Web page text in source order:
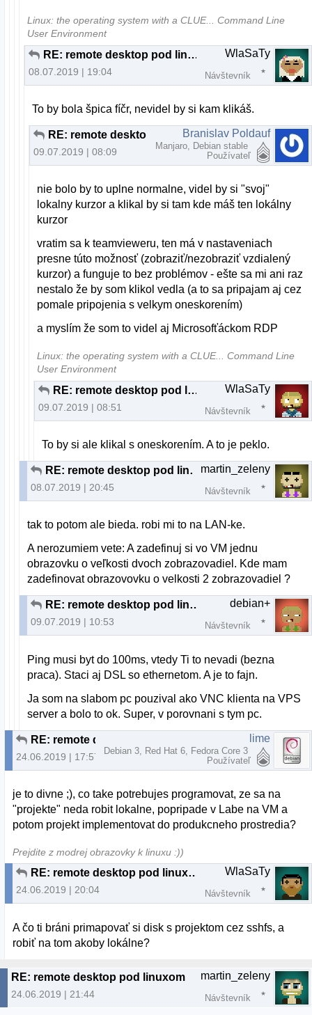
Linux: the operating system with a CLUE... Command Line
User Environment
RE: remote desktop pod linuxom
08.07.2019 | 19:04
WlaSaTy
Návštevník
To by bola špica fíčr, nevidel by si kam klikáš.
RE: remote desktop pod linuxom
09.07.2019 | 08:09
Branislav Poldauf
Manjaro, Debian stable
Používateľ
nie bolo by to uplne normalne, videl by si "svoj"
lokalny kurzor a klikal by si tam kde máš ten lokálny
kurzor
vratim sa k teamvieweru, ten má v nastaveniach
presne túto možnosť (zobraziť/nezobraziť vzdialený
kurzor) a funguje to bez problémov - ešte sa mi ani raz
nestalo že by som klikol vedla (a to sa pripajam aj cez
pomale pripojenia s velkym oneskorením)
a myslím že som to videl aj Microsofťáckom RDP
Linux: the operating system with a CLUE... Command Line
User Environment
RE: remote desktop pod linuxom
09.07.2019 | 08:51
WlaSaTy
Návštevník
To by si ale klikal s oneskorením. A to je peklo.
RE: remote desktop pod linuxom
08.07.2019 | 20:45
martin_zeleny
Návštevník
tak to potom ale bieda. robi mi to na LAN-ke.
A nerozumiem vete: A zadefinuj si vo VM jednu
obrazovku o veľkosti dvoch zobrazovadiel. Kde mam
zadefinovat obrazovovku o velkosti 2 zobrazovadiel ?
RE: remote desktop pod linuxom
09.07.2019 | 10:53
debian+
Návštevník
Ping musi byt do 100ms, vtedy Ti to nevadi (bezna
praca). Staci aj DSL so ethernetom. A je to fajn.
Ja som na slabom pc pouzival ako VNC klienta na VPS
server a bolo to ok. Super, v porovnani s tym pc.
24.06.2019 | 17:57
lime
Debian 3, Red Hat 6, Fedora Core 3
Používateľ
je to divne ;), co take potrebujes programovat, ze sa na
"projekte" neda robit lokalne, popripade v Labe na VM a
potom projekt implementovat do produkcneho prostredia?
Prejdite z modrej obrazovky k linuxu :))
RE: remote desktop pod linuxom
24.06.2019 | 20:04
WlaSaTy
Návštevník
A čo ti bráni primapovať si disk s projektom cez sshfs, a
robiť na tom akoby lokálne?
RE: remote desktop pod linuxom
24.06.2019 | 21:44
martin_zeleny
Návštevník